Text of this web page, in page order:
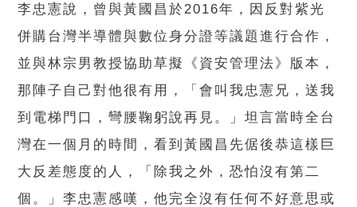
李忠憲說，曾與黃國昌於2016年，因反對紫光
併購台灣半導體與數位身分證等議題進行合作，
並與林宗男教授協助草擬《資安管理法》版本，
那陣子自己對他很有用，「會叫我忠憲兄，送我
到電梯門口，彎腰鞠躬說再見。」坦言當時全台
灣在一個月的時間，看到黃國昌先倨後恭這樣巨
大反差態度的人，「除我之外，恐怕沒有第二
個。」李忠憲感嘆，他完全沒有任何不好意思或